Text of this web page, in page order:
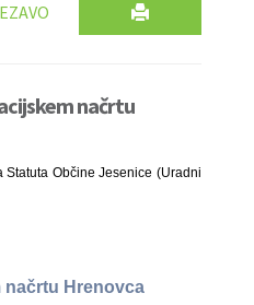
načrtu
Statuta Občine Jesenice (Uradni
načrtu Hrenovca